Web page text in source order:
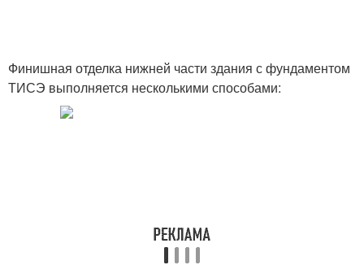
Финишная отделка нижней части здания с фундаментом
ТИСЭ выполняется несколькими способами: